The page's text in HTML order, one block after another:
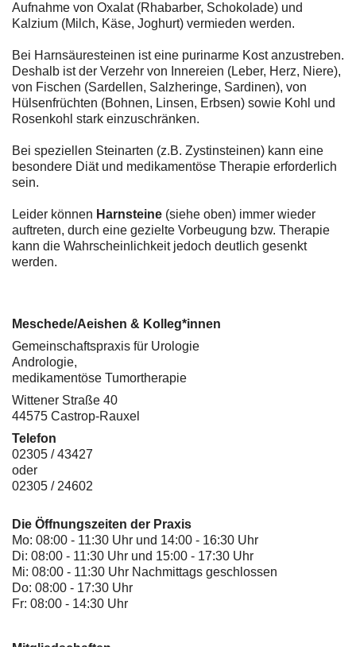
Aufnahme von Oxalat (Rhabarber, Schokolade) und
Kalzium (Milch, Käse, Joghurt) vermieden werden.
Bei Harnsäuresteinen ist eine purinarme Kost anzustreben.
Deshalb ist der Verzehr von Innereien (Leber, Herz, Niere),
von Fischen (Sardellen, Salzheringe, Sardinen), von
Hülsenfrüchten (Bohnen, Linsen, Erbsen) sowie Kohl und
Rosenkohl stark einzuschränken.
Bei speziellen Steinarten (z.B. Zystinsteinen) kann eine
besondere Diät und medikamentöse Therapie erforderlich
sein.
Leider können Harnsteine (siehe oben) immer wieder
auftreten, durch eine gezielte Vorbeugung bzw. Therapie
kann die Wahrscheinlichkeit jedoch deutlich gesenkt
werden.
Meschede/Aeishen & Kolleg*innen
Gemeinschaftspraxis für Urologie
Andrologie,
medikamentöse Tumortherapie
Wittener Straße 40
44575 Castrop-Rauxel
Telefon
02305 / 43427
oder
02305 / 24602
Die Öffnungszeiten der Praxis
Mo: 08:00 - 11:30 Uhr und 14:00 - 16:30 Uhr
Di: 08:00 - 11:30 Uhr und 15:00 - 17:30 Uhr
Mi: 08:00 - 11:30 Uhr Nachmittags geschlossen
Do: 08:00 - 17:30 Uhr
Fr: 08:00 - 14:30 Uhr